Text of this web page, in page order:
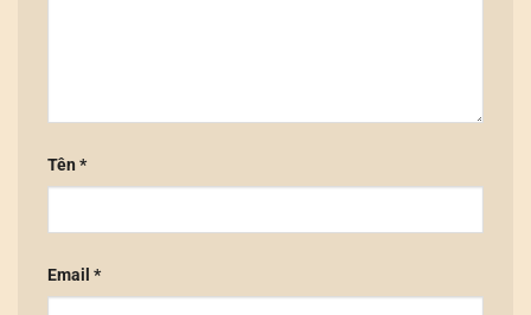
Tên *
Email *